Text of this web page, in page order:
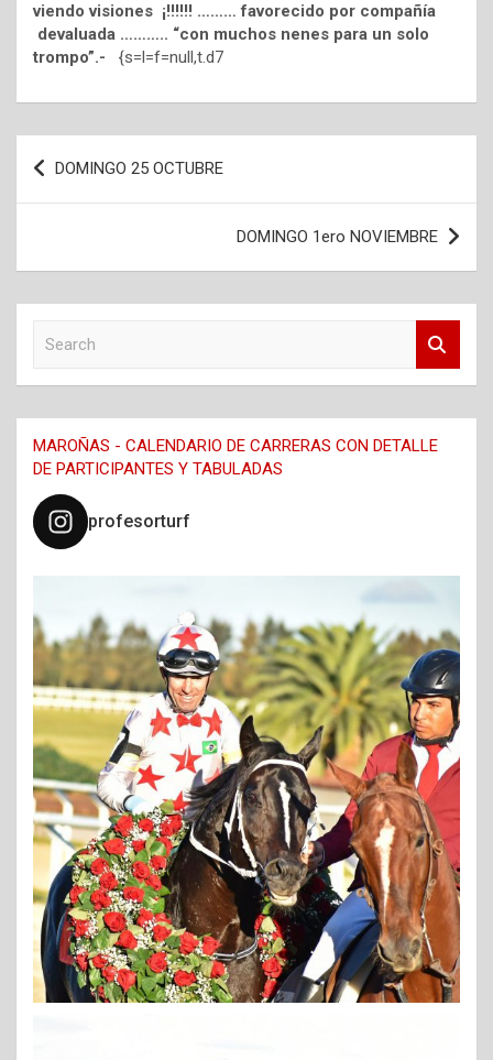
viendo visiones ¡!!!!!! ……… favorecido por compañía
devaluada ……….. “con muchos nenes para un solo
trompo”.-
{s=l=f=null,t.d7
Navegación
de
DOMINGO 25 OCTUBRE
DOMINGO 1ero NOVIEMBRE
c
h
MAROÑAS - CALENDARIO DE CARRERAS CON DETALLE
DE PARTICIPANTES Y TABULADAS
profesorturf